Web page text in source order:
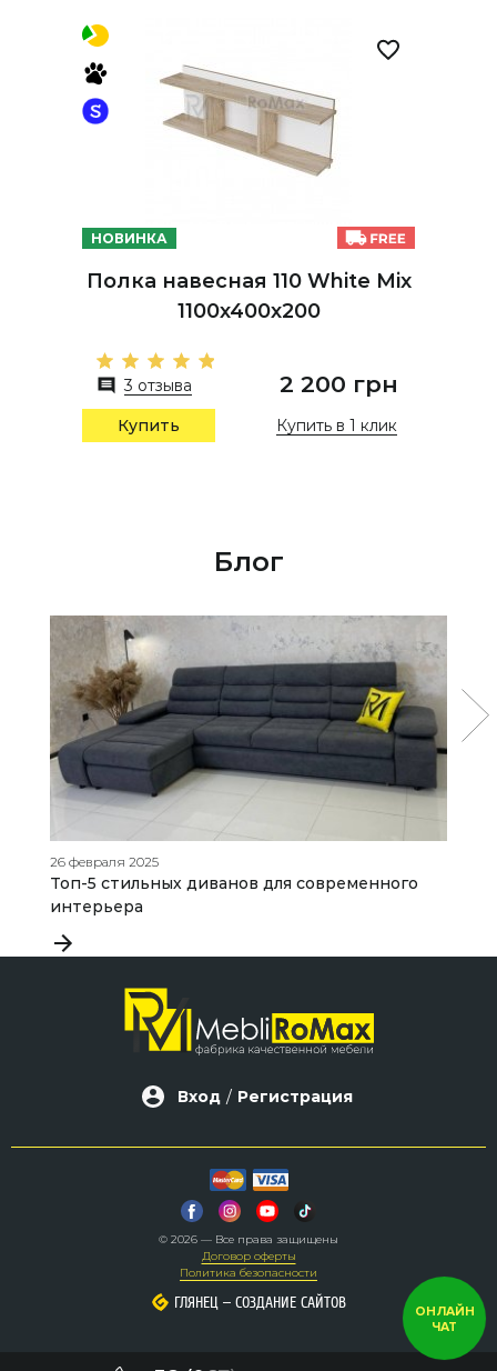
НОВИНКА
Полка навесная 110 White Mix
1100х400х200
3 отзыва 2 200 грн
Купить Купить в 1 клик
Блог
26 февраля 2025
Топ-5 стильных диванов для современного
интерьера
Вход / Регистрация
© 2026 — Все права защищены
Договор оферты
Политика безопасности
ГЛЯНЕЦ– СОЗДАНИЕ САЙТОВ
ГЛЯНЕЦ– СОЗДАНИЕ САЙТОВ
ОНЛАЙН
ЧАТ